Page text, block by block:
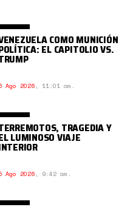
COMO MUNICIÓN
EL CAPITOLIO VS.
Ago 2026, 11:01 am.
TRAGEDIA Y
LUMINOSO VIAJE
Ago 2026, 9:42 am.